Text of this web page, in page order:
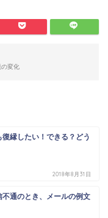
変化
縁したい！できる？どう
2018年8月31日
通のとき、メールの例文